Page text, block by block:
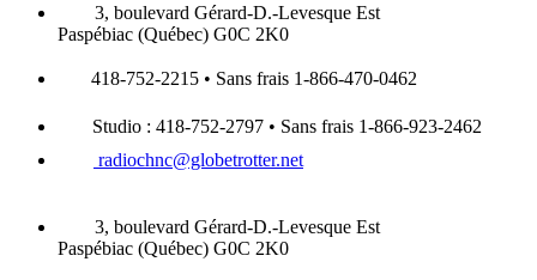
3, boulevard Gérard-D.-Levesque Est
Paspébiac (Québec) G0C 2K0
418-752-2215 • Sans frais 1-866-470-0462
Studio : 418-752-2797 • Sans frais 1-866-923-2462
radiochnc@globetrotter.net
3, boulevard Gérard-D.-Levesque Est
Paspébiac (Québec) G0C 2K0